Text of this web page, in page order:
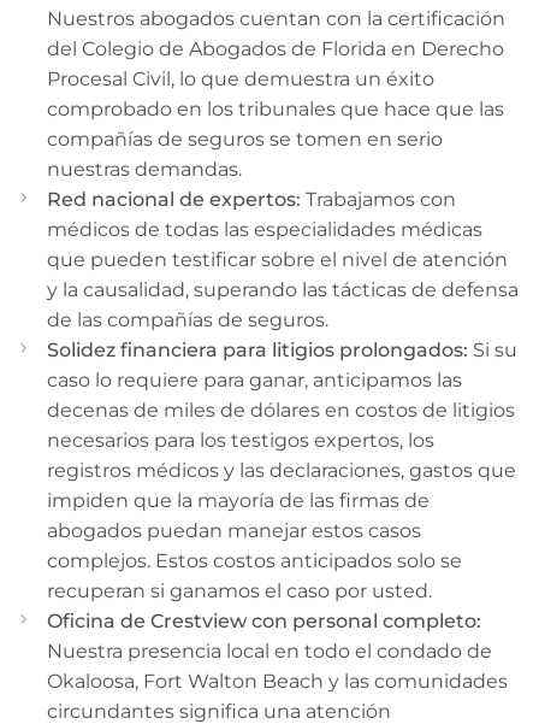
Nuestros abogados cuentan con la certificación
del Colegio de Abogados de Florida en Derecho
Procesal Civil, lo que demuestra un éxito
comprobado en los tribunales que hace que las
compañías de seguros se tomen en serio
nuestras demandas.
Red nacional de expertos: Trabajamos con
médicos de todas las especialidades médicas
que pueden testificar sobre el nivel de atención
y la causalidad, superando las tácticas de defensa
de las compañías de seguros.
Solidez financiera para litigios prolongados: Si su
caso lo requiere para ganar, anticipamos las
decenas de miles de dólares en costos de litigios
necesarios para los testigos expertos, los
registros médicos y las declaraciones, gastos que
impiden que la mayoría de las firmas de
abogados puedan manejar estos casos
complejos. Estos costos anticipados solo se
recuperan si ganamos el caso por usted.
Oficina de Crestview con personal completo:
Nuestra presencia local en todo el condado de
Okaloosa, Fort Walton Beach y las comunidades
circundantes significa una atención